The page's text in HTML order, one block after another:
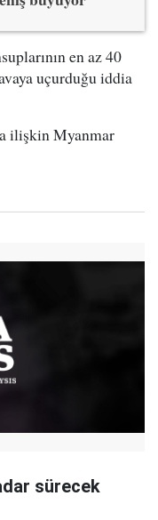
en az 40
uçurduğu iddia
ilişkin Myanmar
sürecek